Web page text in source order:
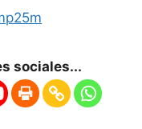
sociales...